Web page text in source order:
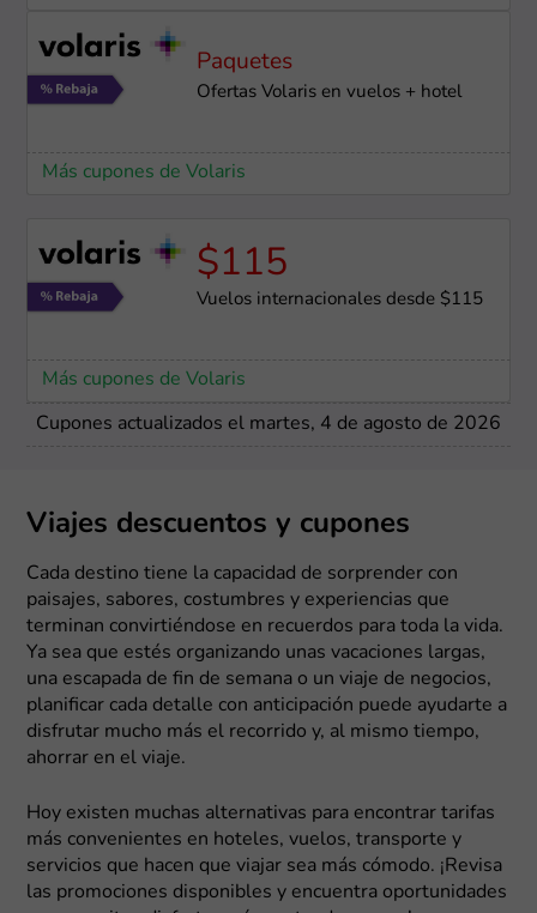
Paquetes
Ofertas Volaris en vuelos + hotel
Más cupones de Volaris
$115
Vuelos internacionales desde $115
Más cupones de Volaris
Cupones actualizados el martes, 4 de agosto de 2026
Viajes descuentos y cupones
Cada destino tiene la capacidad de sorprender con
paisajes, sabores, costumbres y experiencias que
terminan convirtiéndose en recuerdos para toda la vida.
Ya sea que estés organizando unas vacaciones largas,
una escapada de fin de semana o un viaje de negocios,
planificar cada detalle con anticipación puede ayudarte a
disfrutar mucho más el recorrido y, al mismo tiempo,
ahorrar en el viaje.
Hoy existen muchas alternativas para encontrar tarifas
más convenientes en hoteles, vuelos, transporte y
servicios que hacen que viajar sea más cómodo. ¡Revisa
las promociones disponibles y encuentra oportunidades